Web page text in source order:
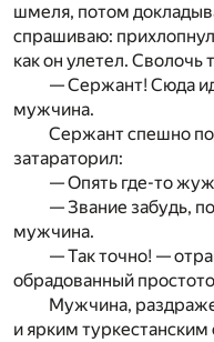
шмеля, потом
спрашиваю:
как он улетел. Сволочь
— Сержант! Сюда
мужчина.
Сержант спешно
затараторил:
— Опять где-то
— Звание забудь,
мужчина.
— Так точно! —
обрадованный
Мужчина,
и ярким